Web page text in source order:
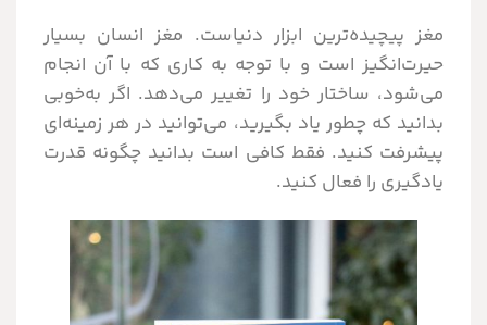
مغز پیچیده‌ترین ابزار دنیاست. مغز انسان بسیار
حیر‌ت‌انگیز است و با توجه به کاری که با آن انجام
می‌شود، ساختار خود را تغییر می‌دهد. اگر به‌خوبی
بدانید که چطور یاد بگیرید، می‌توانید در هر زمینه‌ای
پیشرفت کنید. فقط کافی است بدانید چگونه قدرت
یادگیری را فعال کنید.